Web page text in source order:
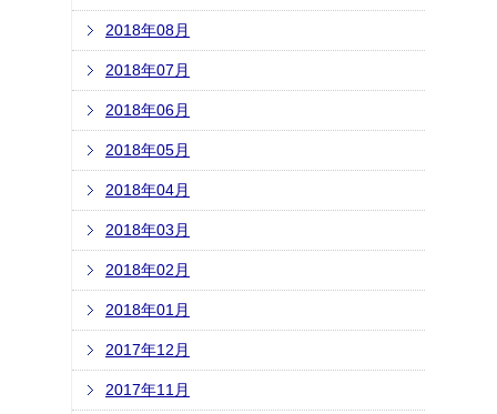
2018年08月
2018年07月
2018年06月
2018年05月
2018年04月
2018年03月
2018年02月
2018年01月
2017年12月
2017年11月